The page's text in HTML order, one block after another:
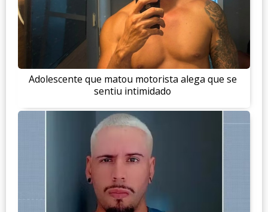
Adolescente que matou motorista alega que se
sentiu intimidado